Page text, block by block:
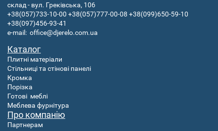
склад - вул. Греківська, 106
+38(057)733-10-00 +38(057)777-00-08 +38(099)650-59-10
+38(097)456-93-41
e-mail: office@djerelo.com.ua
Каталог
Плитні матеріали
Стільниці та стінові панелі
Кромка
Порізка
Готові меблі
Меблева фурнітура
Про компанію
Партнерам